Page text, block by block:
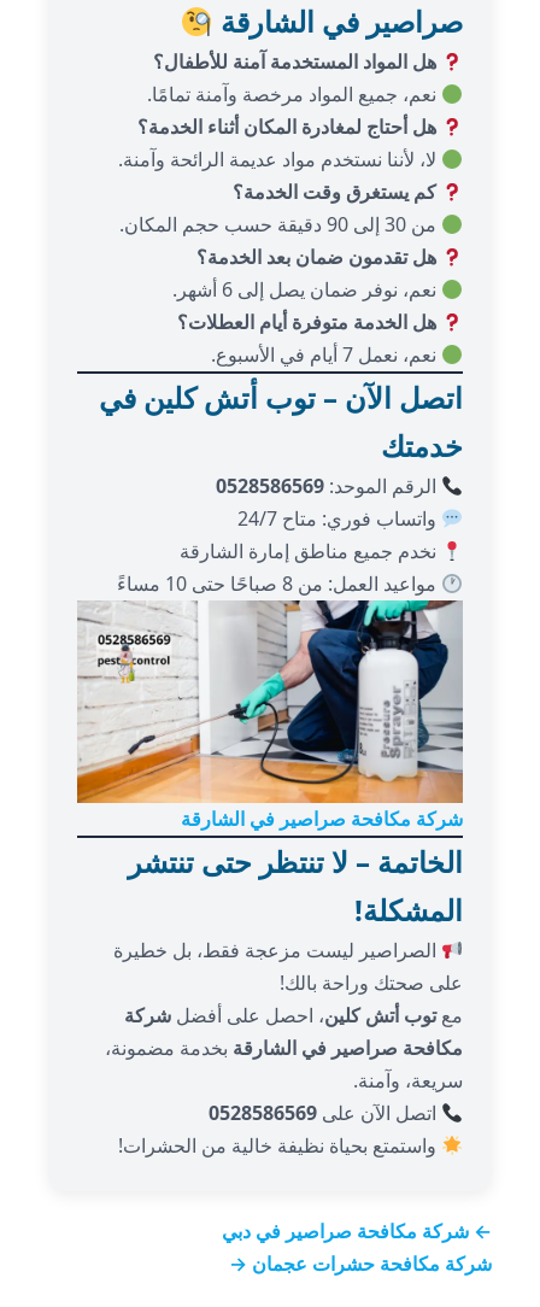
صراصير في الشارقة
هل المواد المستخدمة آمنة للأطفال؟
نعم، جميع المواد مرخصة وآمنة تمامًا.
هل أحتاج لمغادرة المكان أثناء الخدمة؟
لا، لأننا نستخدم مواد عديمة الرائحة وآمنة.
كم يستغرق وقت الخدمة؟
من 30 إلى 90 دقيقة حسب حجم المكان.
هل تقدمون ضمان بعد الخدمة؟
نعم، نوفر ضمان يصل إلى 6 أشهر.
هل الخدمة متوفرة أيام العطلات؟
نعم، نعمل 7 أيام في الأسبوع.
اتصل الآن – توب أتش كلين في
خدمتك
الرقم الموحد:0528586569
واتساب فوري: متاح 24/7
نخدم جميع مناطق إمارة الشارقة
مواعيد العمل: من 8 صباحًا حتى 10 مساءً
شركة مكافحة صراصير في الشارقة
الخاتمة – لا تنتظر حتى تنتشر
المشكلة!
الصراصير ليست مزعجة فقط، بل خطيرة
على صحتك وراحة بالك!
معتوب أتش كلين، احصل على أفضل شركة
مكافحة صراصير في الشارقة بخدمة مضمونة،
سريعة، وآمنة.
اتصل الآن على0528586569
واستمتع بحياة نظيفة خالية من الحشرات!
← شركة مكافحة صراصير في دبي
شركة مكافحة حشرات عجمان →